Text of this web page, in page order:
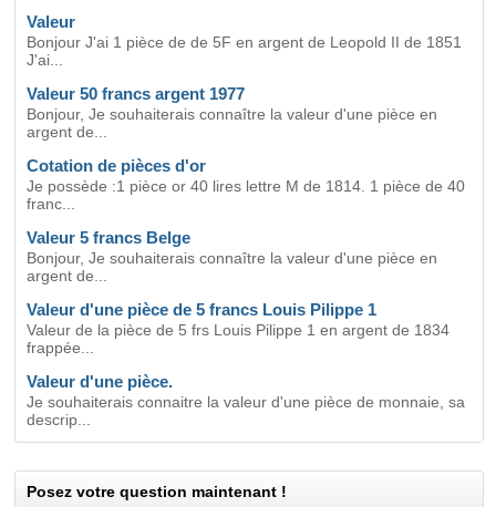
Valeur
Bonjour J'ai 1 pièce de de 5F en argent de Leopold II de 1851
J'ai...
Valeur 50 francs argent 1977
Bonjour, Je souhaiterais connaître la valeur d'une pièce en
argent de...
Cotation de pièces d'or
Je possède :1 pièce or 40 lires lettre M de 1814. 1 pièce de 40
franc...
Valeur 5 francs Belge
Bonjour, Je souhaiterais connaître la valeur d'une pièce en
argent de...
Valeur d'une pièce de 5 francs Louis Pilippe 1
Valeur de la pièce de 5 frs Louis Pilippe 1 en argent de 1834
frappée...
Valeur d'une pièce.
Je souhaiterais connaitre la valeur d'une pièce de monnaie, sa
descrip...
Posez votre question maintenant !